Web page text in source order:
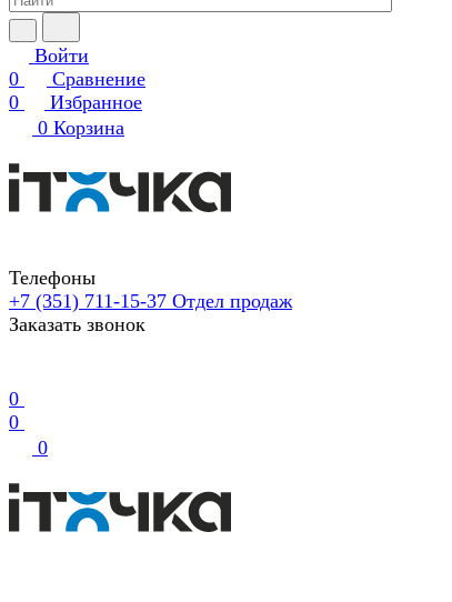
Войти
0
Сравнение
0
Избранное
0 Корзина
Телефоны
+7 (351) 711-15-37 Отдел продаж
Заказать звонок
0
0
0